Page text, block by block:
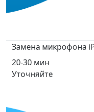
Замена микрофона
Уточняйте
20-30 мин